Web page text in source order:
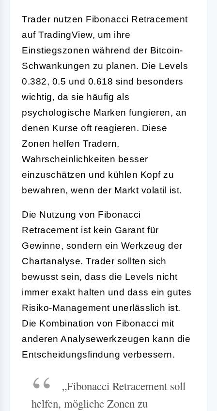
Trader nutzen Fibonacci Retracement
auf TradingView, um ihre
Einstiegszonen während der Bitcoin-
Schwankungen zu planen. Die Levels
0.382, 0.5 und 0.618 sind besonders
wichtig, da sie häufig als
psychologische Marken fungieren, an
denen Kurse oft reagieren. Diese
Zonen helfen Tradern,
Wahrscheinlichkeiten besser
einzuschätzen und kühlen Kopf zu
bewahren, wenn der Markt volatil ist.
Die Nutzung von Fibonacci
Retracement ist kein Garant für
Gewinne, sondern ein Werkzeug der
Chartanalyse. Trader sollten sich
bewusst sein, dass die Levels nicht
immer exakt halten und dass ein gutes
Risiko-Management unerlässlich ist.
Die Kombination von Fibonacci mit
anderen Analysewerkzeugen kann die
Entscheidungsfindung verbessern.
„Fibonacci Retracement soll
helfen, mögliche Zonen zu